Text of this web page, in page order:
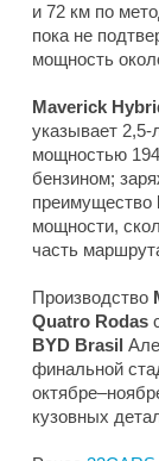
и 72 км по
пока не
мощность
Maverick
указывает 2,5-
мощностью
бензином;
преимущество
мощности,
часть
Производство
Quatro Rodas
BYD Brasil
финальной
кузовных